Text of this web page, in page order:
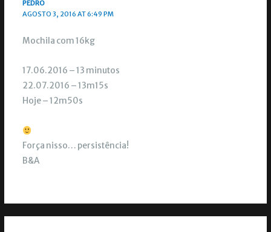
PEDRO
AGOSTO 3, 2016 AT 6:49 PM
Mochila com 16kg
17.06.2016 – 13 minutos
22.07.2016 – 13m15s
Hoje – 12m50s
Força nisso… persistência!
B&A